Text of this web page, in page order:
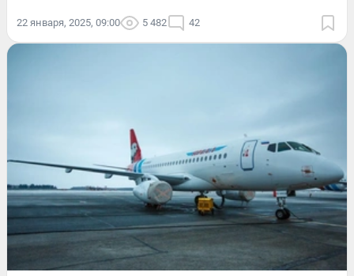
22 января, 2025, 09:00 5 482 42